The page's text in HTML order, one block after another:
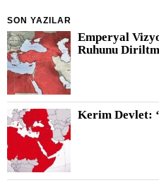
SON YAZILAR
Emperyal
Ruhunu
Kerim Devlet: